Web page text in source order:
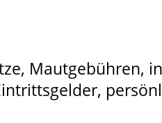
Mautgebühren,